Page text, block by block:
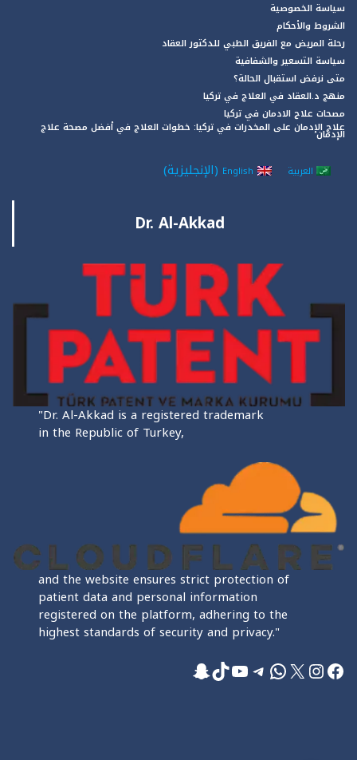
سياسة الخصوصية
الشروط والأحكام
رحلة المريض مع الفريق الطبي للدكتور العقاد
سياسة التسعير والشفافية
متى نرفض استقبال الحالة؟
منهج د.العقاد في العلاج في تركيا
مصحات علاج الادمان في تركيا
علاج الإدمان على المخدرات في تركيا: خطوات العلاج في أفضل مصحة علاج
الإدمان
العربية English
(الإنجليزية)
Dr. Al-Akkad
"Dr. Al-Akkad is a registered trademark
in the Republic of Turkey,
and the website ensures strict protection of
patient data and personal information
registered on the platform, adhering to the
highest standards of security and privacy."
فيسبوك
إنستجرام
إكسواتساب
تيليجرام
يوتيوب
تيك توك
سناب شات